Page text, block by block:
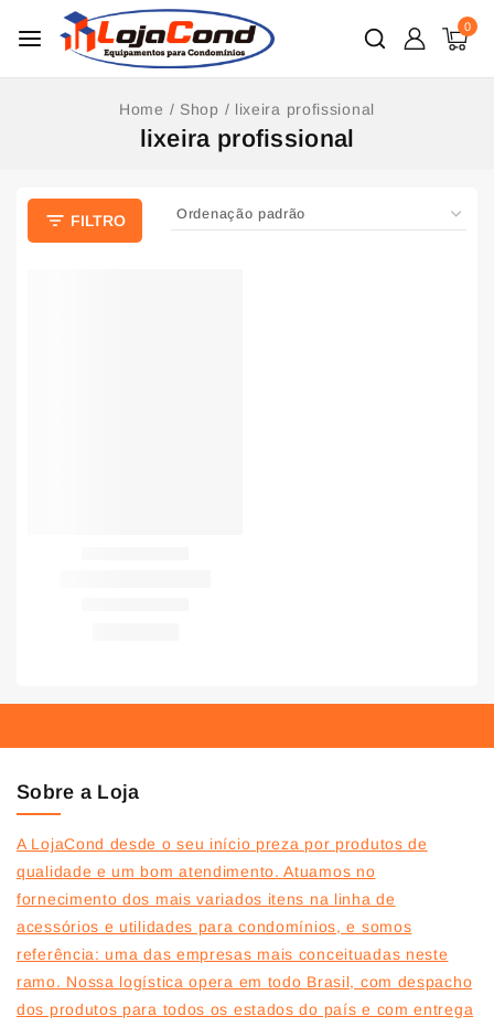
0
Home / Shop / lixeira profissional
lixeira profissional
FILTRO
Sobre a Loja
A LojaCond desde o seu início preza por produtos de
qualidade e um bom atendimento. Atuamos no
fornecimento dos mais variados itens na linha de
acessórios e utilidades para condomínios, e somos
referência: uma das empresas mais conceituadas neste
ramo. Nossa logística opera em todo Brasil, com despacho
dos produtos para todos os estados do país e com entrega